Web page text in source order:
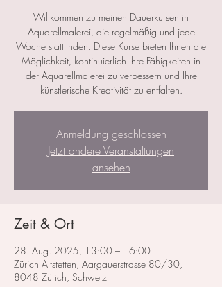
Willkommen zu meinen Dauerkursen in
Aquarellmalerei, die regelmäßig und jede
Woche stattfinden. Diese Kurse bieten Ihnen die
Möglichkeit, kontinuierlich Ihre Fähigkeiten in
der Aquarellmalerei zu verbessern und Ihre
künstlerische Kreativität zu entfalten.
Anmeldung geschlossen
Jetzt andere Veranstaltungen
ansehen
Zeit & Ort
28. Aug. 2025, 13:00 – 16:00
Zürich Altstetten, Aargauerstrasse 80/30,
8048 Zürich, Schweiz